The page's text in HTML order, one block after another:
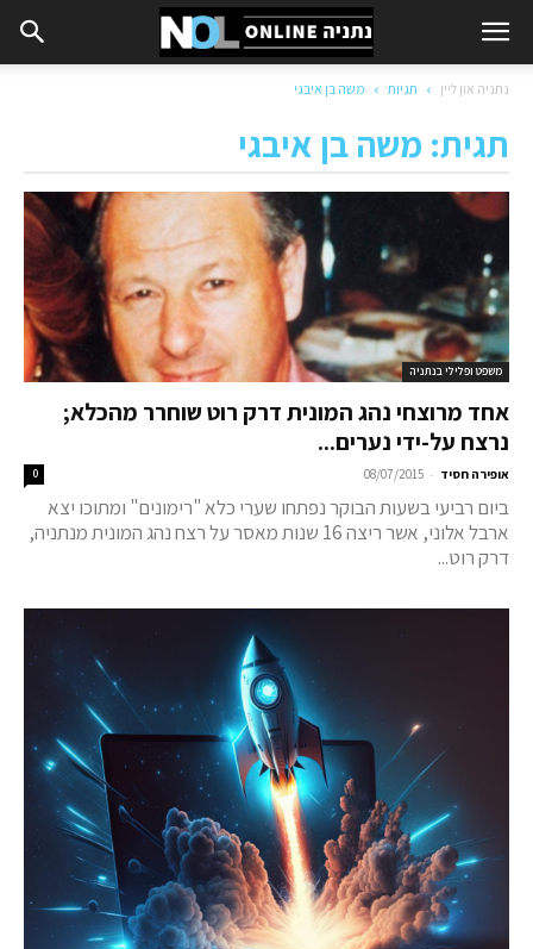
נתניה און ליין תגיות משה בן איבגי
תגית: משה בן איבגי
משפט ופלילי בנתניה
אחד מרוצחי נהג המונית דרק רוט שוחרר מהכלא;
נרצח על-ידי נערים...
אופירה חסיד -
08/07/2015
0
ביום רביעי בשעות הבוקר נפתחו שערי כלא "רימונים" ומתוכו יצא
ארבל אלוני, אשר ריצה 16 שנות מאסר על רצח נהג המונית מנתניה,
דרק רוט...